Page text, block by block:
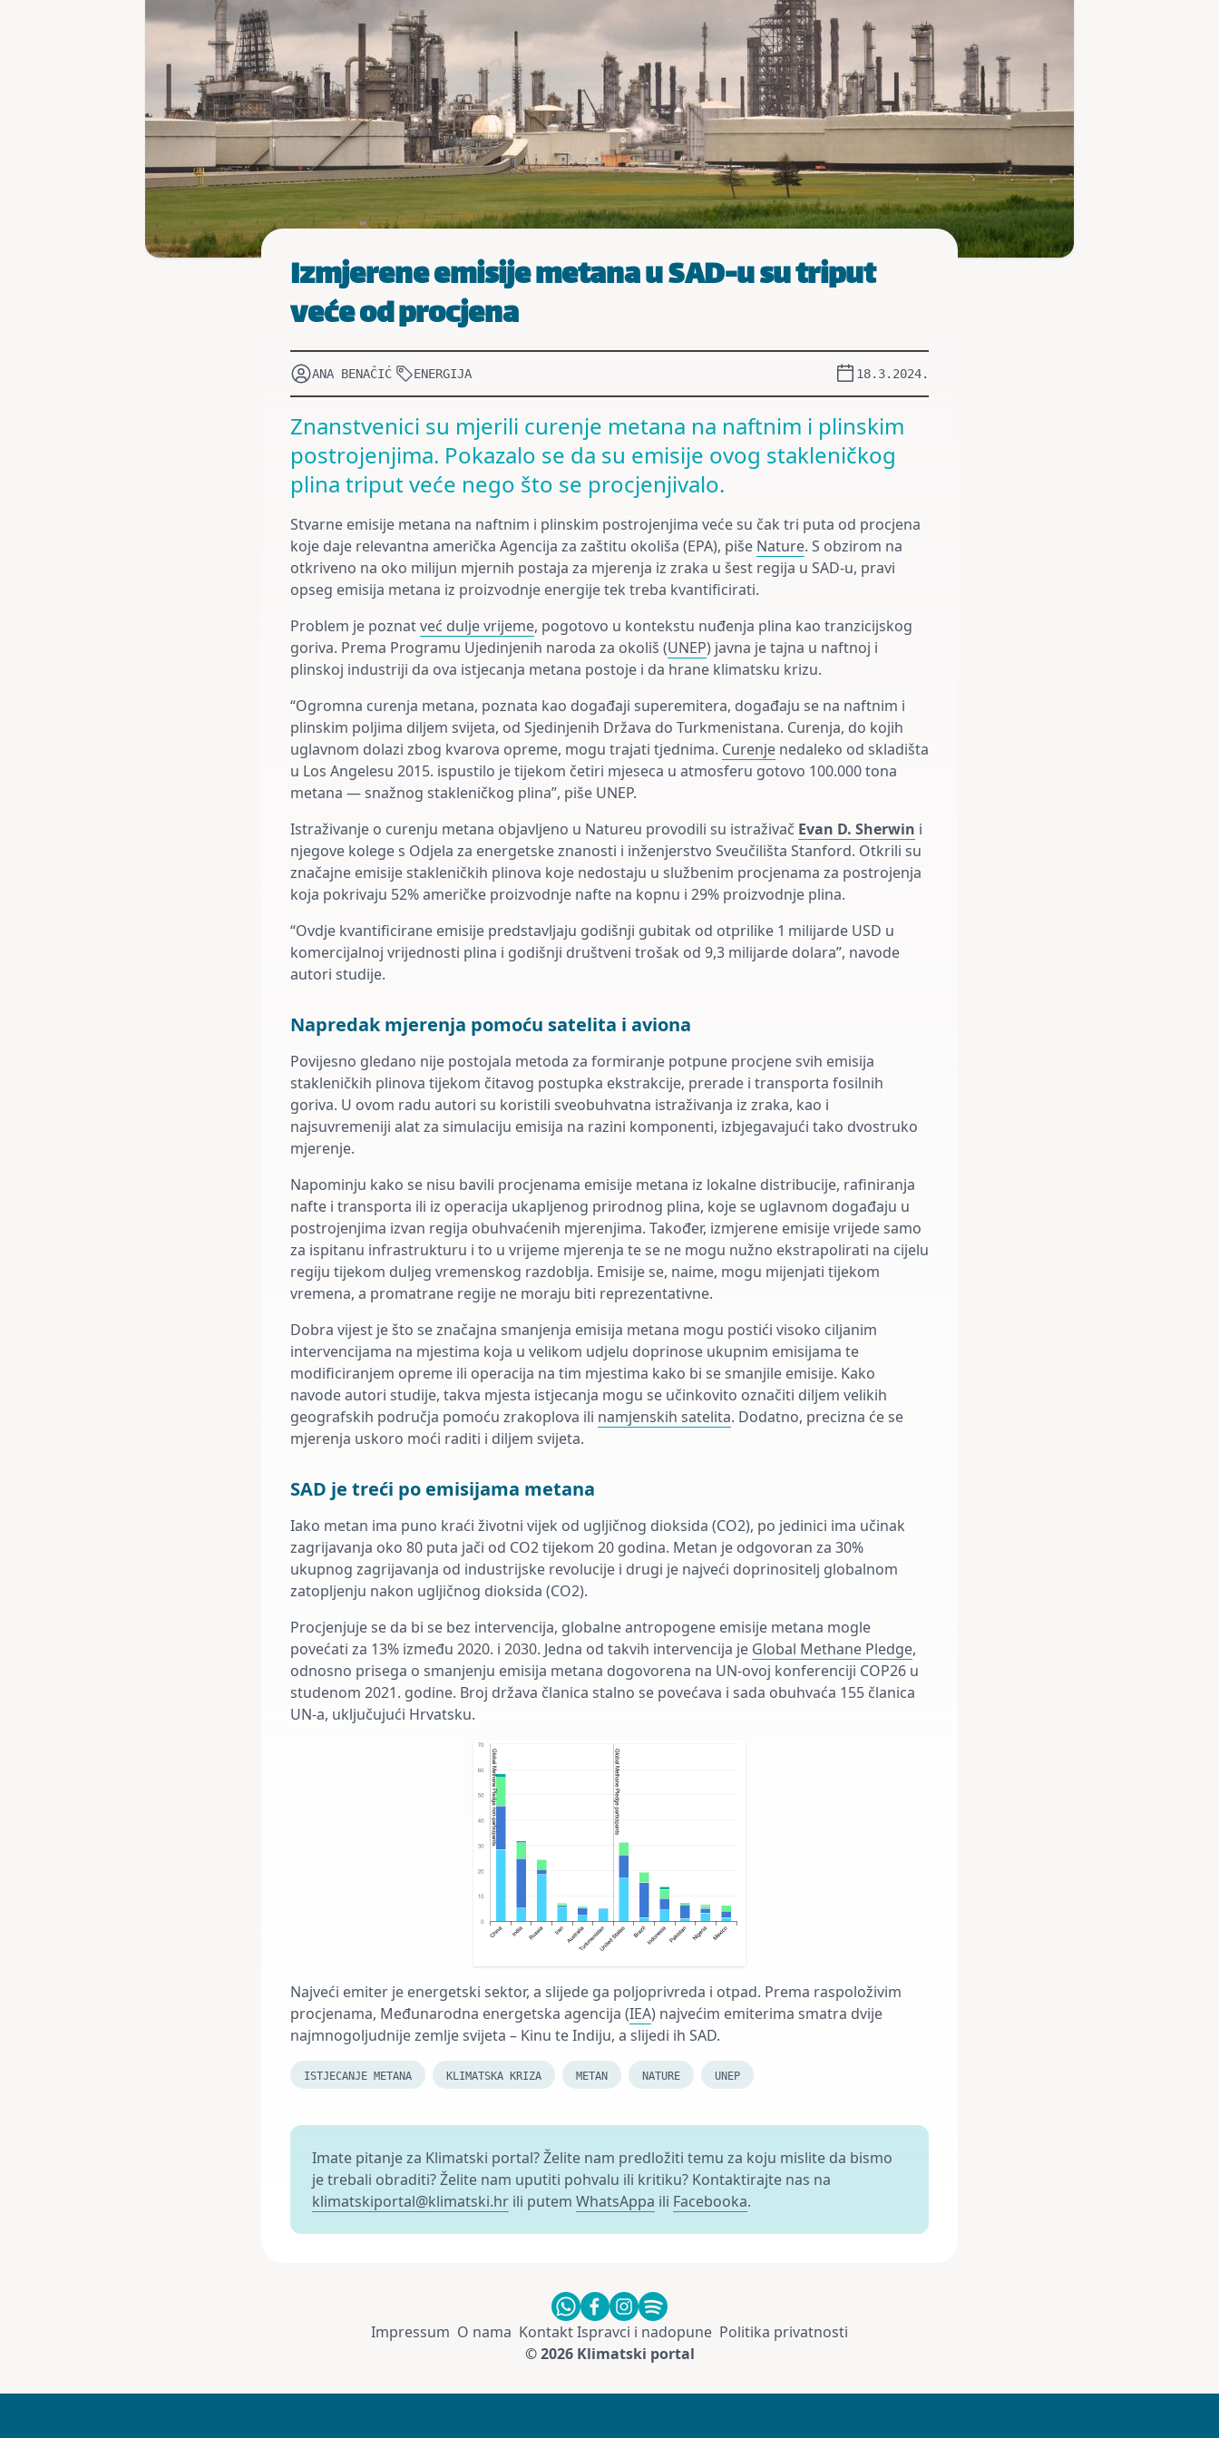
Izmjerene emisije metana u SAD-u su triput
veće od procjena
ANA BENAČIĆ ENERGIJA 18.3.2024.
Znanstvenici su mjerili curenje metana na naftnim i plinskim
postrojenjima. Pokazalo se da su emisije ovog stakleničkog
plina triput veće nego što se procjenjivalo.
Stvarne emisije metana na naftnim i plinskim postrojenjima veće su čak tri puta od procjena
koje daje relevantna američka Agencija za zaštitu okoliša (EPA), piše Nature. S obzirom na
otkriveno na oko milijun mjernih postaja za mjerenja iz zraka u šest regija u SAD-u, pravi
opseg emisija metana iz proizvodnje energije tek treba kvantificirati.
Problem je poznatveć dulje vrijeme, pogotovo u kontekstu nuđenja plina kao tranzicijskog
goriva. Prema Programu Ujedinjenih naroda za okoliš (UNEP) javna je tajna u naftnoj i
plinskoj industriji da ova istjecanja metana postoje i da hrane klimatsku krizu.
“Ogromna curenja metana, poznata kao događaji superemitera, događaju se na naftnim i
plinskim poljima diljem svijeta, od Sjedinjenih Država do Turkmenistana. Curenja, do kojih
uglavnom dolazi zbog kvarova opreme, mogu trajati tjednima. Curenje nedaleko od skladišta
u Los Angelesu 2015. ispustilo je tijekom četiri mjeseca u atmosferu gotovo 100.000 tona
metana — snažnog stakleničkog plina”, piše UNEP.
Istraživanje o curenju metana objavljeno u Natureu provodili su istraživač Evan D. Sherwin i
njegove kolege s Odjela za energetske znanosti i inženjerstvo Sveučilišta Stanford. Otkrili su
značajne emisije stakleničkih plinova koje nedostaju u službenim procjenama za postrojenja
koja pokrivaju 52% američke proizvodnje nafte na kopnu i 29% proizvodnje plina.
“Ovdje kvantificirane emisije predstavljaju godišnji gubitak od otprilike 1 milijarde USD u
komercijalnoj vrijednosti plina i godišnji društveni trošak od 9,3 milijarde dolara”, navode
autori studije.
Napredak mjerenja pomoću satelita i aviona
Povijesno gledano nije postojala metoda za formiranje potpune procjene svih emisija
stakleničkih plinova tijekom čitavog postupka ekstrakcije, prerade i transporta fosilnih
goriva. U ovom radu autori su koristili sveobuhvatna istraživanja iz zraka, kao i
najsuvremeniji alat za simulaciju emisija na razini komponenti, izbjegavajući tako dvostruko
mjerenje.
Napominju kako se nisu bavili procjenama emisije metana iz lokalne distribucije, rafiniranja
nafte i transporta ili iz operacija ukapljenog prirodnog plina, koje se uglavnom događaju u
postrojenjima izvan regija obuhvaćenih mjerenjima. Također, izmjerene emisije vrijede samo
za ispitanu infrastrukturu i to u vrijeme mjerenja te se ne mogu nužno ekstrapolirati na cijelu
regiju tijekom duljeg vremenskog razdoblja. Emisije se, naime, mogu mijenjati tijekom
vremena, a promatrane regije ne moraju biti reprezentativne.
Dobra vijest je što se značajna smanjenja emisija metana mogu postići visoko ciljanim
intervencijama na mjestima koja u velikom udjelu doprinose ukupnim emisijama te
modificiranjem opreme ili operacija na tim mjestima kako bi se smanjile emisije. Kako
navode autori studije, takva mjesta istjecanja mogu se učinkovito označiti diljem velikih
geografskih područja pomoću zrakoplova ili namjenskih satelita. Dodatno, precizna će se
mjerenja uskoro moći raditi i diljem svijeta.
SAD je treći po emisijama metana
Iako metan ima puno kraći životni vijek od ugljičnog dioksida (CO2), po jedinici ima učinak
zagrijavanja oko 80 puta jači od CO2 tijekom 20 godina. Metan je odgovoran za 30%
ukupnog zagrijavanja od industrijske revolucije i drugi je najveći doprinositelj globalnom
zatopljenju nakon ugljičnog dioksida (CO2).
Procjenjuje se da bi se bez intervencija, globalne antropogene emisije metana mogle
povećati za 13% između 2020. i 2030. Jedna od takvih intervencija je Global Methane Pledge,
odnosno prisega o smanjenju emisija metana dogovorena na UN-ovoj konferenciji COP26 u
studenom 2021. godine. Broj država članica stalno se povećava i sada obuhvaća 155 članica
UN-a, uključujući Hrvatsku.
Najveći emiter je energetski sektor, a slijede ga poljoprivreda i otpad. Prema raspoloživim
procjenama, Međunarodna energetska agencija (IEA) najvećim emiterima smatra dvije
najmnogoljudnije zemlje svijeta – Kinu te Indiju, a slijedi ih SAD.
ISTJECANJE METANA KLIMATSKA KRIZA METAN NATURE UNEP
Imate pitanje za Klimatski portal? Želite nam predložiti temu za koju mislite da bismo
je trebali obraditi? Želite nam uputiti pohvalu ili kritiku? Kontaktirajte nas na
klimatskiportal@klimatski.hr ili putem WhatsAppa ili Facebooka.
Impressum O nama KontaktIspravci i nadopune Politika privatnosti
© 2026 Klimatski portal